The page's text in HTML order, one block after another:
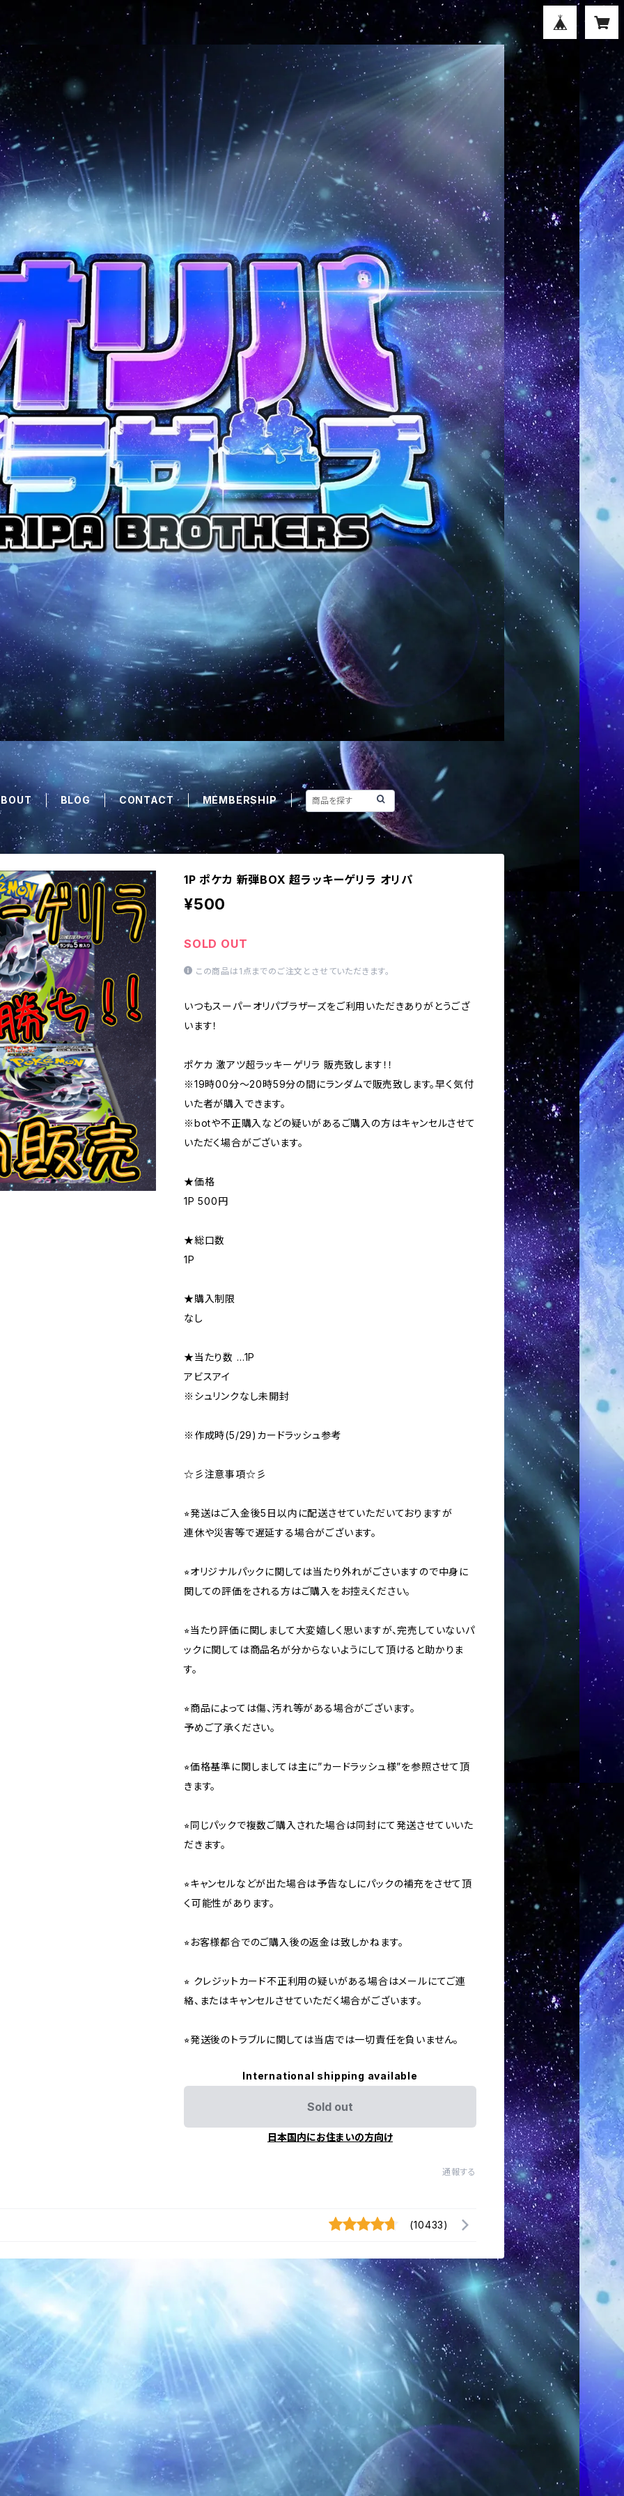
BLOG CONTACT MEMBERSHIP
1P ポケカ 新弾BOX 超ラッキーゲリラ オリパ
¥500
SOLD OUT
この商品は1点までのご注文とさせていただきます。
いつもスーパーオリパブラザーズをご利用いただきありがとうござ
います！
ポケカ 激アツ超ラッキーゲリラ 販売致します！！
※19時00分〜20時59分の間にランダムで販売致します。早く気付
いた者が購入できます。
※botや不正購入などの疑いがあるご購入の方はキャンセルさせて
いただく場合がございます。
★価格
1P 500円
★総口数
1P
★購入制限
なし
★当たり数 …1P
アビスアイ
※シュリンクなし未開封
※作成時(5/29)カードラッシュ参考
☆彡注意事項☆彡
⭐︎発送はご入金後5日以内に配送させていただいておりますが
連休や災害等で遅延する場合がございます。
⭐︎オリジナルパックに関しては当たり外れがごさいますので中身に
関しての評価をされる方はご購入をお控えください。
⭐︎当たり評価に関しまして大変嬉しく思いますが、完売していないパ
ックに関しては商品名が分からないようにして頂けると助かりま
す。
⭐︎商品によっては傷、汚れ等がある場合がございます。
予めご了承ください。
⭐︎価格基準に関しましては主に”カードラッシュ様”を参照させて頂
きます。
⭐︎同じパックで複数ご購入された場合は同封にて発送させていいた
だきます。
⭐︎キャンセルなどが出た場合は予告なしにパックの補充をさせて頂
く可能性があります。
⭐︎お客様都合でのご購入後の返金は致しかねます。
⭐︎ クレジットカード不正利用の疑いがある場合はメールにてご連
絡、またはキャンセルさせていただく場合がございます。
⭐︎発送後のトラブルに関しては当店では一切責任を負いません。
International shipping available
Sold out
日本国内にお住まいの方向け
通報する
(10433)